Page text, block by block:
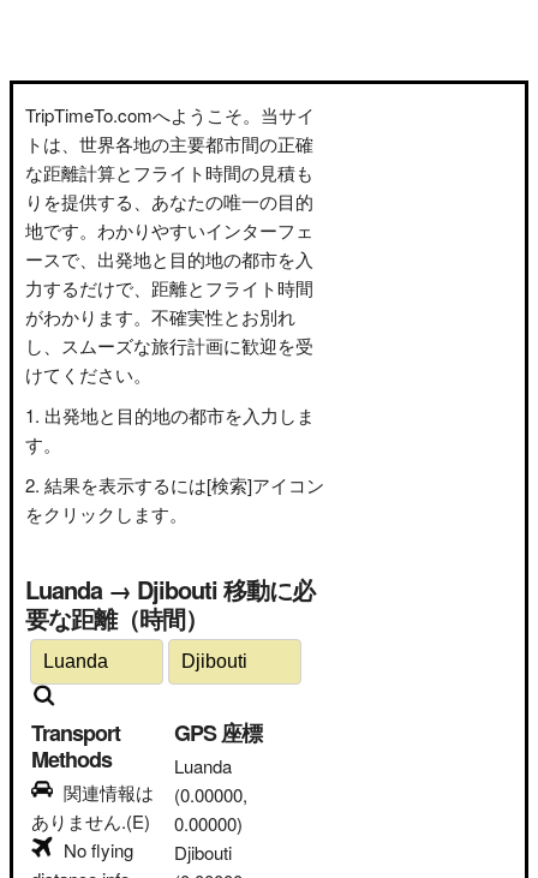
TripTimeTo.comへようこそ。当サイ
トは、世界各地の主要都市間の正確
な距離計算とフライト時間の見積も
りを提供する、あなたの唯一の目的
地です。わかりやすいインターフェ
ースで、出発地と目的地の都市を入
力するだけで、距離とフライト時間
がわかります。不確実性とお別れ
し、スムーズな旅行計画に歓迎を受
けてください。
出発地と目的地の都市を入力しま
す。
結果を表示するには[検索]アイコン
をクリックします。
Luanda → Djibouti 移動に必
要な距離（時間）
Transport
Methods
関連情報は
ありません.(E)
No flying
GPS 座標
Luanda
(0.00000,
0.00000)
Djibouti